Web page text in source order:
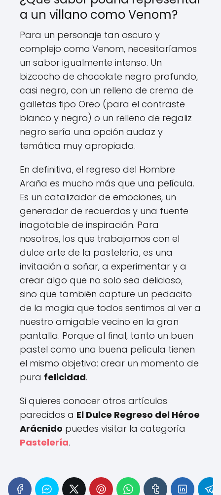
a un villano como Venom?
Para un personaje tan oscuro y
complejo como Venom, necesitaríamos
un sabor igualmente intenso. Un
bizcocho de chocolate negro profundo,
casi negro, con un relleno de crema de
galletas tipo Oreo (para el contraste
blanco y negro) o un relleno de regaliz
negro sería una opción audaz y
temática muy apropiada.
En definitiva, el regreso del Hombre
Araña es mucho más que una película.
Es un catalizador de emociones, un
generador de recuerdos y una fuente
inagotable de inspiración. Para
nosotros, los que trabajamos con el
dulce arte de la pastelería, es una
invitación a soñar, a experimentar y a
crear algo que no solo sea delicioso,
sino que también capture un pedacito
de la magia que todos sentimos al ver a
nuestro amigable vecino en la gran
pantalla. Porque al final, tanto un buen
pastel como una buena película tienen
el mismo objetivo: crear un momento de
pura felicidad.
Si quieres conocer otros artículos
parecidos a El Dulce Regreso del Héroe
Arácnido puedes visitar la categoría
Pastelería.